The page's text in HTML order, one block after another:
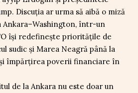
Discuția ar urma să aibă o miză
într-un
își redefinește prioritățile de
sudic și Marea Neagră până la
împărțirea poverii financiare în
de la Ankara nu este doar un